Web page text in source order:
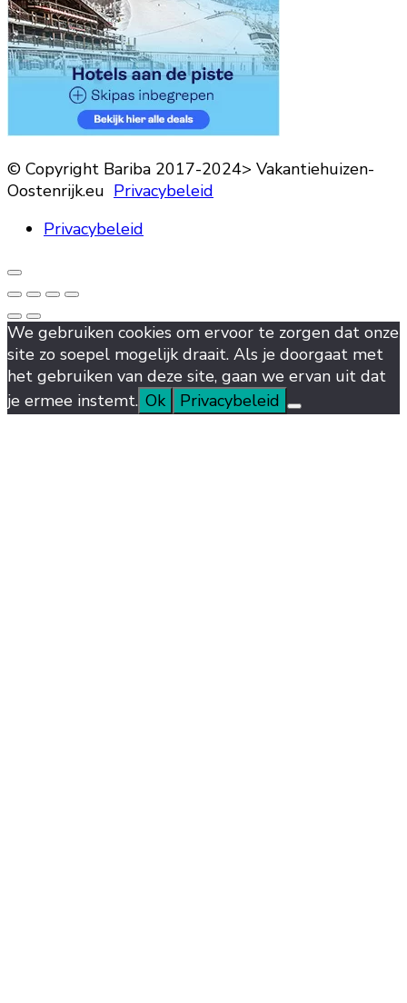
© Copyright Bariba 2017-2024> Vakantiehuizen-
Oostenrijk.eu Privacybeleid
Privacybeleid
We gebruiken cookies om ervoor te zorgen dat onze
site zo soepel mogelijk draait. Als je doorgaat met
het gebruiken van deze site, gaan we ervan uit dat
je ermee instemt. Ok Privacybeleid